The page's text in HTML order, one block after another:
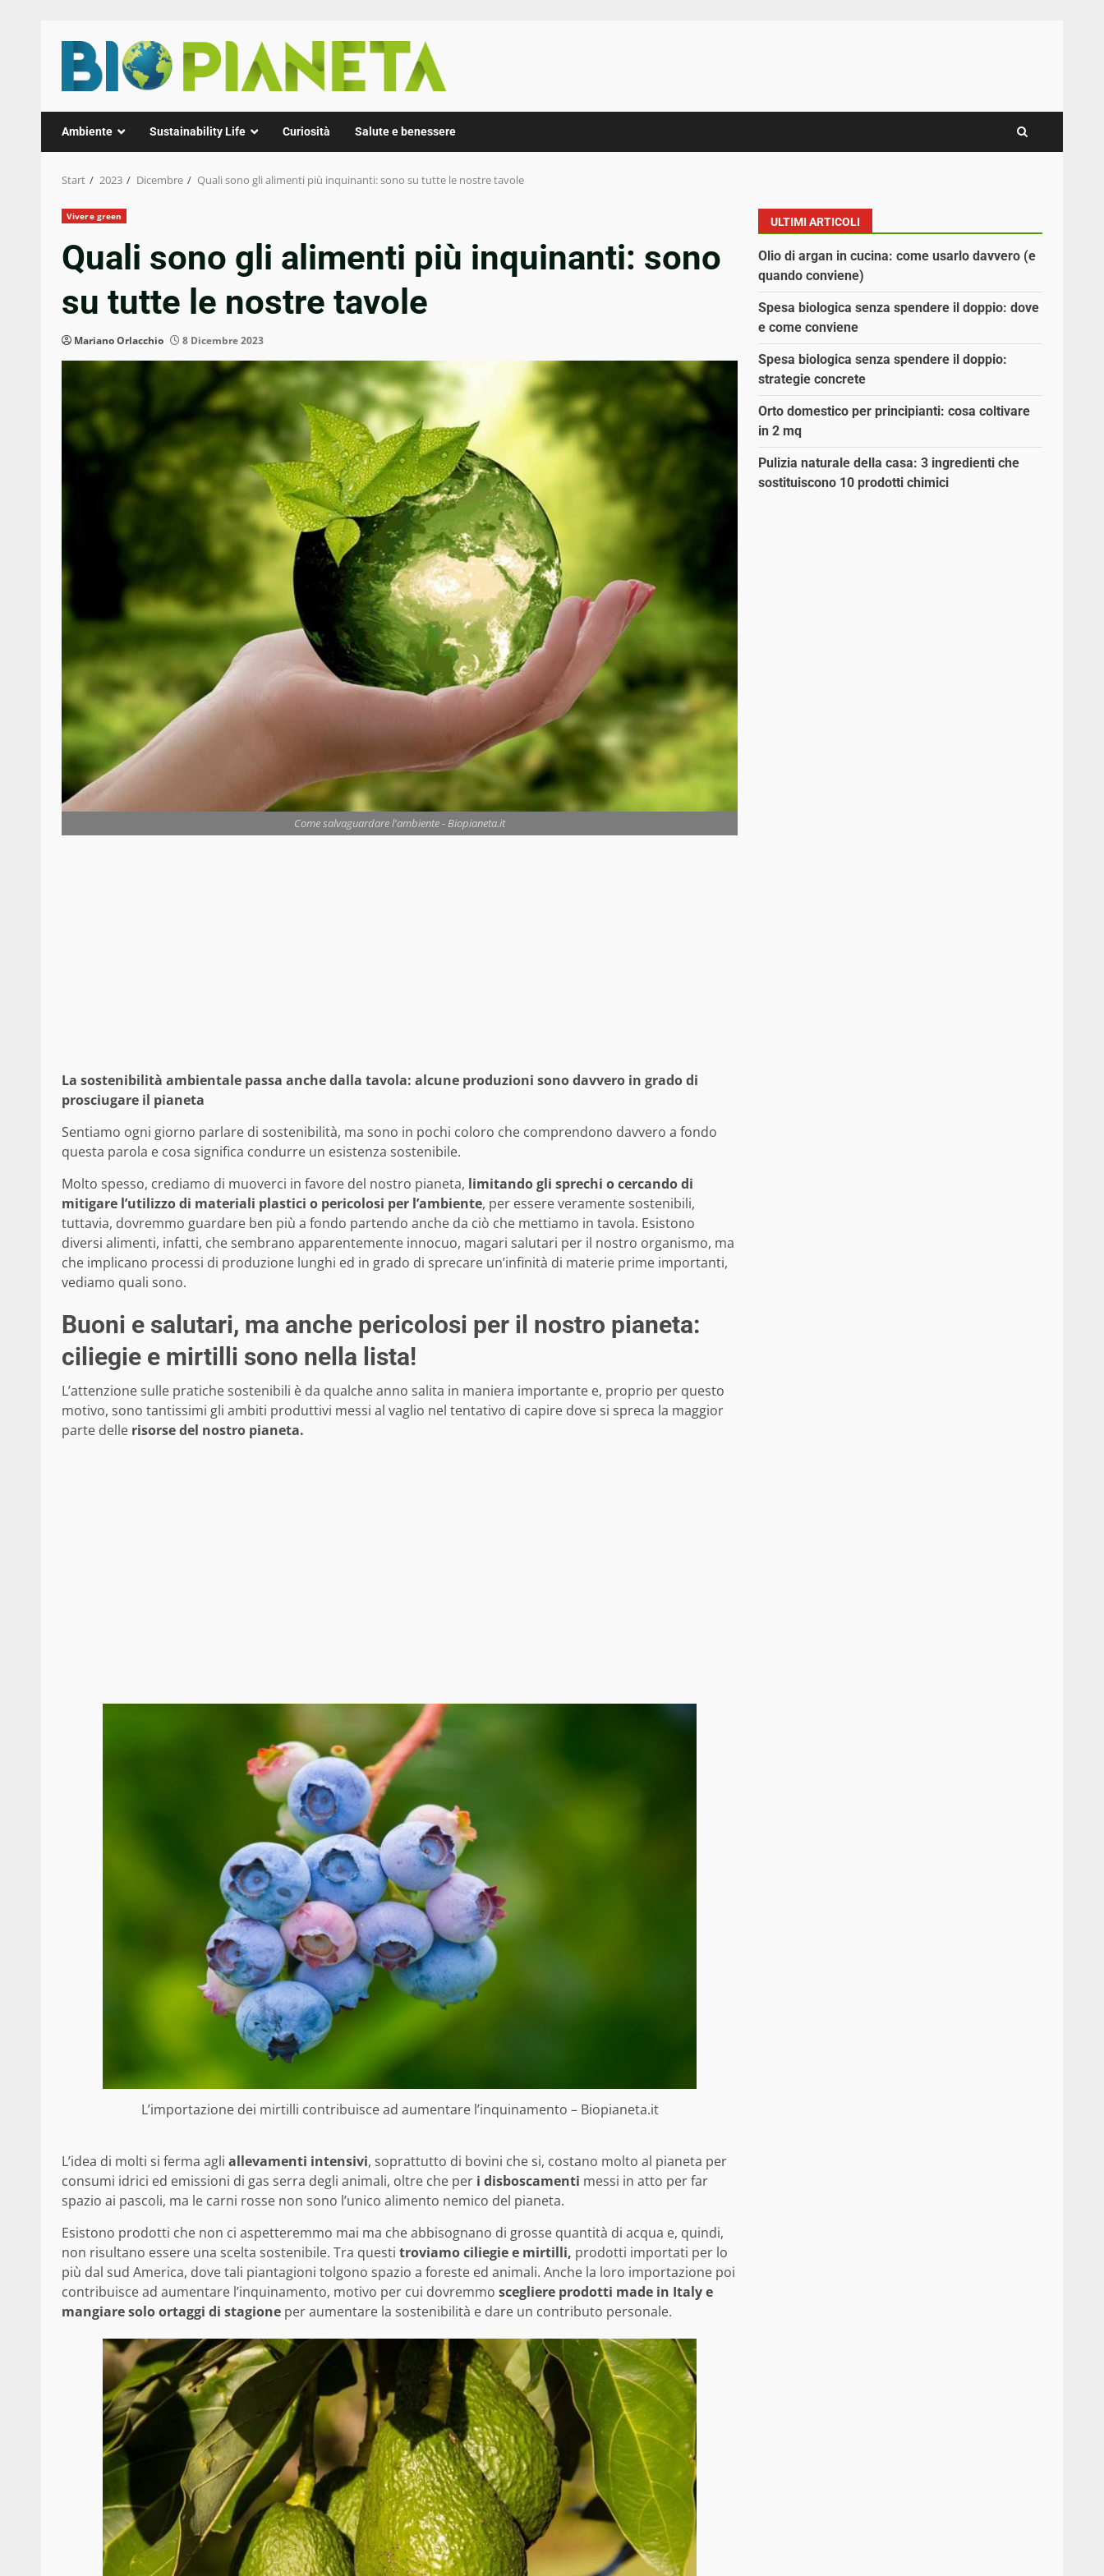
Inhalt
springen
Ambiente Sustainability Life Curiosità Salute e benessere
Start 2023 Dicembre Quali sono gli alimenti più inquinanti: sono su tutte le nostre tavole
Vivere green
Quali sono gli alimenti più inquinanti: sono
su tutte le nostre tavole
Mariano Orlacchio 8 Dicembre 2023
Come salvaguardare l'ambiente - Biopianeta.it
La sostenibilità ambientale passa anche dalla tavola: alcune produzioni sono davvero in grado di
prosciugare il pianeta
Sentiamo ogni giorno parlare di sostenibilità, ma sono in pochi coloro che comprendono davvero a fondo
questa parola e cosa significa condurre un esistenza sostenibile.
Molto spesso, crediamo di muoverci in favore del nostro pianeta, limitando gli sprechi o cercando di
mitigare l’utilizzo di materiali plastici o pericolosi per l’ambiente, per essere veramente sostenibili,
tuttavia, dovremmo guardare ben più a fondo partendo anche da ciò che mettiamo in tavola. Esistono
diversi alimenti, infatti, che sembrano apparentemente innocuo, magari salutari per il nostro organismo, ma
che implicano processi di produzione lunghi ed in grado di sprecare un’infinità di materie prime importanti,
vediamo quali sono.
Buoni e salutari, ma anche pericolosi per il nostro pianeta:
ciliegie e mirtilli sono nella lista!
L’attenzione sulle pratiche sostenibili è da qualche anno salita in maniera importante e, proprio per questo
motivo, sono tantissimi gli ambiti produttivi messi al vaglio nel tentativo di capire dove si spreca la maggior
parte delle risorse del nostro pianeta.
L’importazione dei mirtilli contribuisce ad aumentare l’inquinamento – Biopianeta.it
L’idea di molti si ferma agli allevamenti intensivi, soprattutto di bovini che si, costano molto al pianeta per
consumi idrici ed emissioni di gas serra degli animali, oltre che per i disboscamenti messi in atto per far
spazio ai pascoli, ma le carni rosse non sono l’unico alimento nemico del pianeta.
Esistono prodotti che non ci aspetteremmo mai ma che abbisognano di grosse quantità di acqua e, quindi,
non risultano essere una scelta sostenibile. Tra questi troviamo ciliegie e mirtilli, prodotti importati per lo
più dal sud America, dove tali piantagioni tolgono spazio a foreste ed animali. Anche la loro importazione poi
contribuisce ad aumentare l’inquinamento, motivo per cui dovremmo scegliere prodotti made in Italy e
mangiare solo ortaggi di stagione per aumentare la sostenibilità e dare un contributo personale.
ULTIMI ARTICOLI
Olio di argan in cucina: come usarlo davvero (e
quando conviene)
Spesa biologica senza spendere il doppio: dove
e come conviene
Spesa biologica senza spendere il doppio:
strategie concrete
Orto domestico per principianti: cosa coltivare
in 2 mq
Pulizia naturale della casa: 3 ingredienti che
sostituiscono 10 prodotti chimici